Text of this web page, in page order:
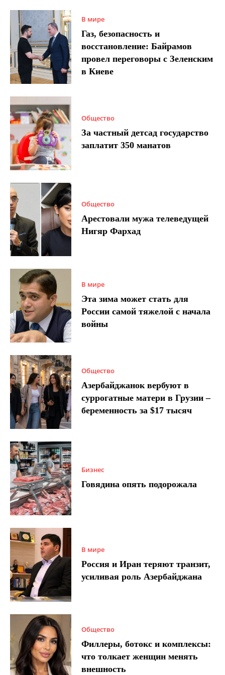
В мире
Газ, безопасность и
восстановление: Байрамов
провел переговоры с Зеленским
в Киеве
Общество
За частный детсад государство
заплатит 350 манатов
Общество
Арестовали мужа телеведущей
Нигяр Фархад
В мире
Эта зима может стать для
России самой тяжелой с начала
войны
Общество
Азербайджанок вербуют в
суррогатные матери в Грузии –
беременность за $17 тысяч
Бизнес
Говядина опять подорожала
В мире
Россия и Иран теряют транзит,
усиливая роль Азербайджана
Общество
Филлеры, ботокс и комплексы:
что толкает женщин менять
внешность